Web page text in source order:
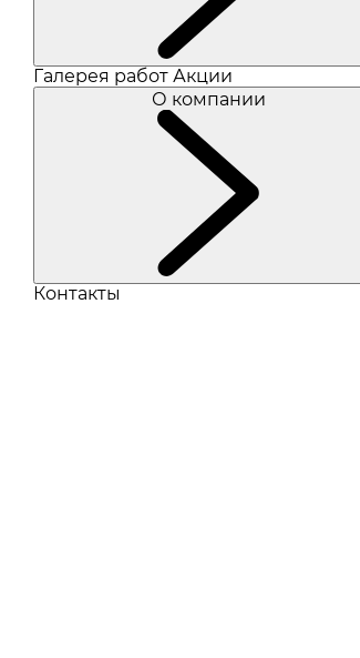
Галерея работ Акции
О компании
Контакты